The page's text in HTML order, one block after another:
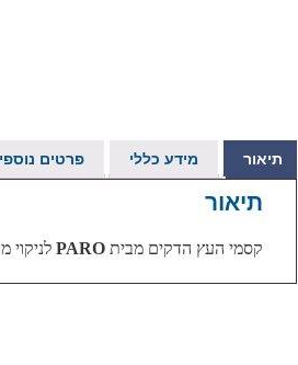
תיאור מידע כללי פרטים
תיאור
קסמי העץ הדקים מביתPARO לניקוי